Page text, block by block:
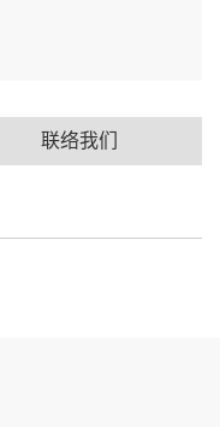
联络我们